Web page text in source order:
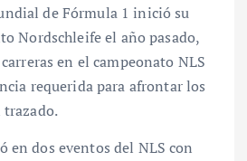
de Fórmula 1 inició su
Nordschleife el año pasado,
en el campeonato NLS
requerida para afrontar los
en dos eventos del NLS con